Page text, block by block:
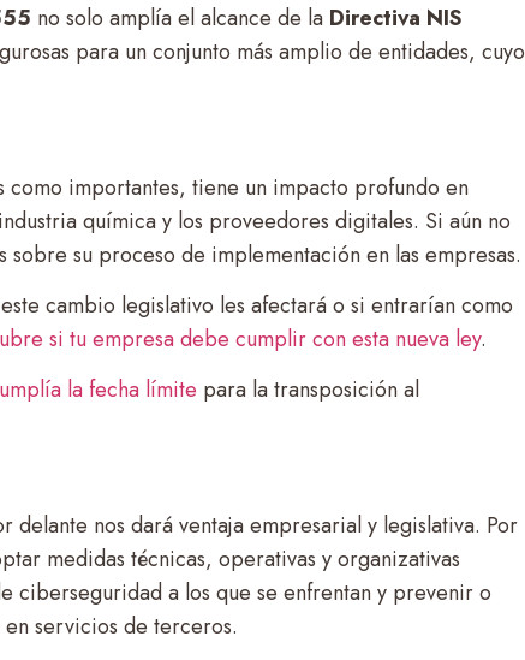
no solo amplía el alcance de la Directiva NIS
para un conjunto más amplio de entidades, cuyo
como importantes, tiene un impacto profundo en
química y los proveedores digitales. Si aún no
sobre su proceso de implementación en las empresas.
cambio legislativo les afectará o si entrarían como
si tu empresa debe cumplir con esta nueva ley.
la fecha límite para la transposición al
nos dará ventaja empresarial y legislativa. Por
medidas técnicas, operativas y organizativas
ciberseguridad a los que se enfrentan y prevenir o
servicios de terceros.